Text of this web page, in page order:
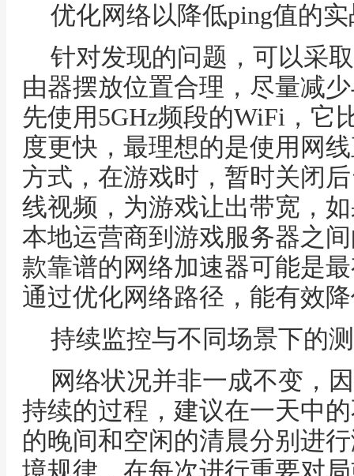
优化网络以降低ping值的
针对发现的问题，可以采
由器摆放位置合理，尽量减
先使用5GHz频段的WiFi，它
度更快，最理想的是使用网
方式，在游戏时，暂时关闭
线视频，为游戏让出带宽，
本地运营商到游戏服务器之
款靠谱的网络加速器可能是
通过优化网络路径，能有效
持续监控与不同场景下的
网络状况并非一成不变，
持续的过程，建议在一天中
的晚间和空闲的清晨分别进